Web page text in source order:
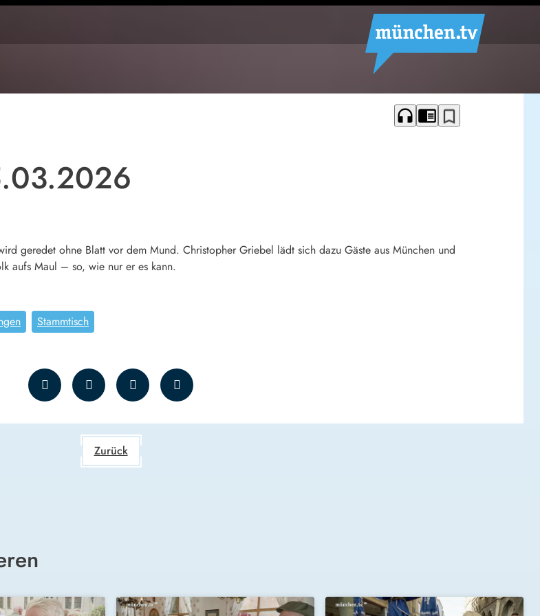
headphones chrome_reader_mode bookmark_border
geredet ohne Blatt vor dem Mund. Christopher Griebel lädt sich dazu Gäste aus München und
aufs Maul – so, wie nur er es kann.
Stammtisch
Zurück